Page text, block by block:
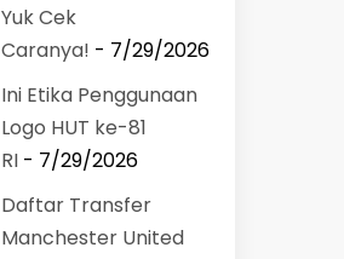
Yuk Cek
Caranya! - 7/29/2026
Ini Etika Penggunaan
Logo HUT ke-81
RI- 7/29/2026
Daftar Transfer
Manchester United